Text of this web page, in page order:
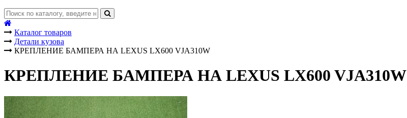
Каталог товаров
Детали кузова
КРЕПЛЕНИЕ БАМПЕРА НА LEXUS LX600 VJA310W
КРЕПЛЕНИЕ БАМПЕРА НА LEXUS LX600 VJA310W